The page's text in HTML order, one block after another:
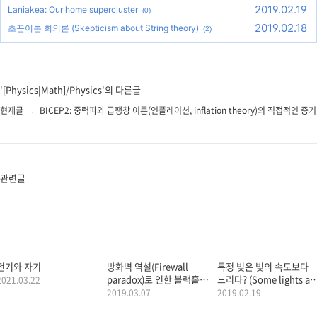
Laniakea: Our home supercluster (0) 2019.02.19
초끈이론 회의론 (Skepticism about String theory) (2) 2019.02.18
'[Physics|Math]/Physics'의 다른글
현재글 BICEP2: 중력파와 급팽창 이론(인플레이션, inflation theory)의 직접적인 증거
관련글
기와 자기
방화벽 역설(Firewall
paradox)로 인한 블랙홀
미스테리
2019.03.07
특정 빛은 빛의 속도보다
느리다? (Some lights
slower than the speed
2019.02.19